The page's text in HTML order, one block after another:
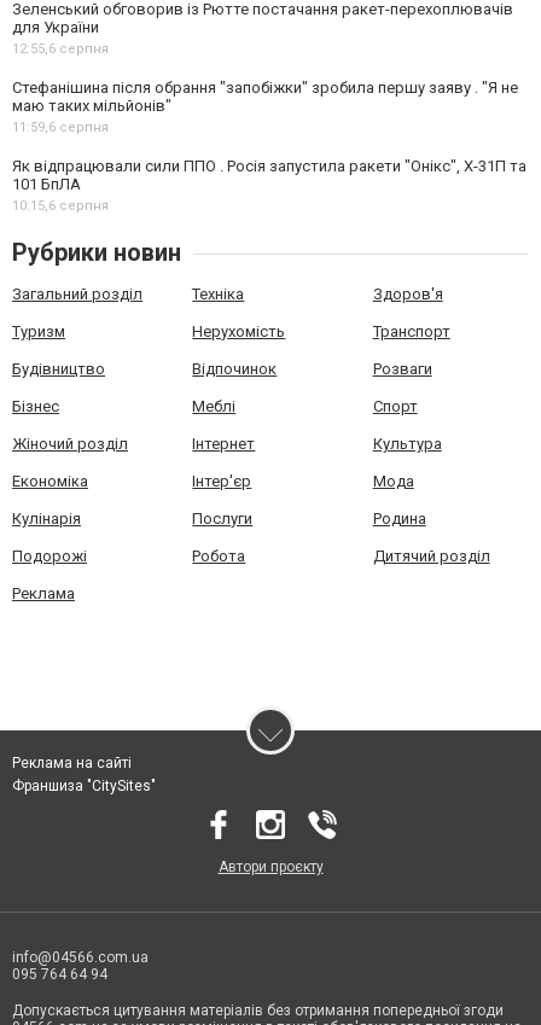
Зеленський обговорив із Рютте постачання ракет-перехоплювачів
для України
12:55,6 серпня
Стефанішина після обрання "запобіжки" зробила першу заяву . "Я не
маю таких мільйонів"
11:59,6 серпня
Як відпрацювали сили ППО . Росія запустила ракети "Онікс", Х-31П та
101 БпЛА
10:15,6 серпня
Рубрики новин
Загальний розділ Техніка Здоров'я
Туризм Нерухомість Транспорт
Будівництво Відпочинок Розваги
Бізнес Меблі Спорт
Жіночий розділ Інтернет Культура
Економіка Інтер'єр Мода
Кулінарія Послуги Родина
Подорожі Робота Дитячий розділ
Реклама
Реклама на сайті
Франшиза "CitySites"
Автори проєкту
info@04566.com.ua
095 764 64 94
Допускається цитування матеріалів без отримання попередньої згоди